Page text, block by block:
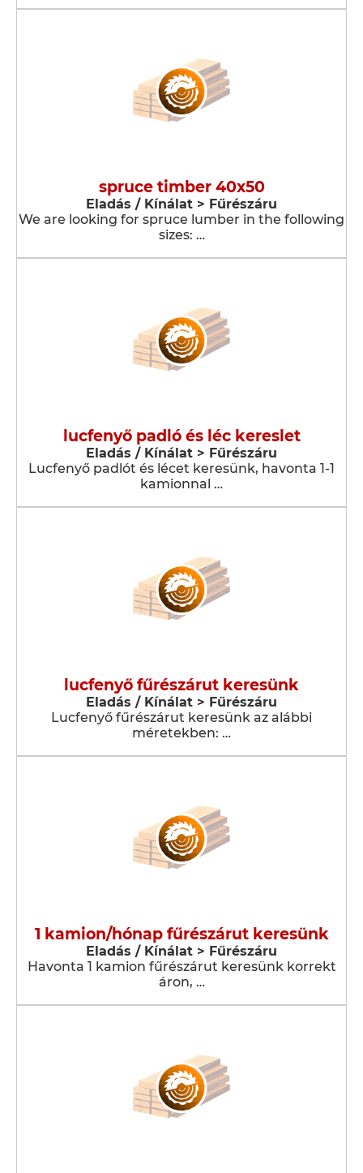
spruce timber 40x50
Eladás / Kínálat > Fűrészáru
We are looking for spruce lumber in the following
sizes: …
lucfenyő padló és léc kereslet
Eladás / Kínálat > Fűrészáru
Lucfenyő padlót és lécet keresünk, havonta 1-1
kamionnal …
lucfenyő fűrészárut keresünk
Eladás / Kínálat > Fűrészáru
Lucfenyő fűrészárut keresünk az alábbi
méretekben: …
1 kamion/hónap fűrészárut keresünk
Eladás / Kínálat > Fűrészáru
Havonta 1 kamion fűrészárut keresünk korrekt
áron, …